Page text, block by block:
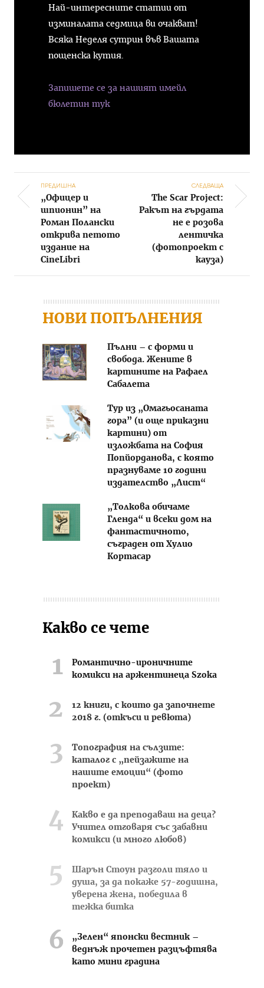
Най-интересните статии от
изминалата седмица ви очакват!
Всяка Неделя сутрин във Вашата
пощенска кутия.
Запишете се за нашият имейл
бюлетин тук
Post navigation
ПРЕДИШНА
„Офицер и
шпионин” на
Роман Полански
открива петото
издание на
CineLibri
СЛЕДВАЩА
The Scar Project:
Ракът на гърдата
не е розова
лентичка
(фотопроект с
кауза)
НОВИ ПОПЪЛНЕНИЯ
Пълни – с форми и
свобода. Жените в
картините на Рафаел
Сабалета
Тур из „Омагьосаната
гора” (и още приказни
картини) от
изложбата на София
Попйорданова, с която
празнуваме 10 години
издателство „Лист“
„Толкова обичаме
Гленда“ и всеки дом на
фантастичното,
съграден от Хулио
Кортасар
Какво се чете
Романтично-ироничните
комикси на аржентинеца Szoka
12 книги, с които да започнете
2018 г. (откъси и ревюта)
Топография на сълзите:
каталог с „пейзажите на
нашите емоции“ (фото
проект)
Какво е да преподаваш на деца?
Учител отговаря със забавни
комикси (и много любов)
Шарън Стоун разголи тяло и
душа, за да покаже 57-годишна,
уверена жена, победила в
тежка битка
„Зелен“ японски вестник –
веднъж прочетен разцъфтява
като мини градина